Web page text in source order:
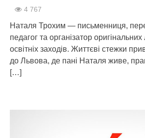
4 767
Наталя Трохим — письменниця,
педагог та організатор оригінальних
освітніх заходів. Життєві стежки
до Львова, де пані Наталя живе,
[…]